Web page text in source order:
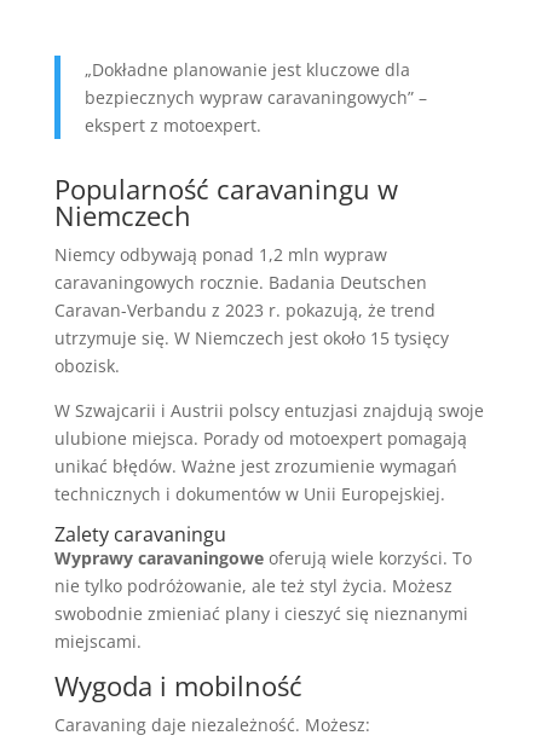
„Dokładne planowanie jest kluczowe dla
bezpiecznych wypraw caravaningowych” –
ekspert z motoexpert.
Popularność caravaningu w
Niemczech
Niemcy odbywają ponad 1,2 mln wypraw
caravaningowych rocznie. Badania Deutschen
Caravan-Verbandu z 2023 r. pokazują, że trend
utrzymuje się. W Niemczech jest około 15 tysięcy
obozisk.
W Szwajcarii i Austrii polscy entuzjasi znajdują swoje
ulubione miejsca. Porady od motoexpert pomagają
unikać błędów. Ważne jest zrozumienie wymagań
technicznych i dokumentów w Unii Europejskiej.
Zalety caravaningu
Wyprawy caravaningoweoferują wiele korzyści. To
nie tylko podróżowanie, ale też styl życia. Możesz
swobodnie zmieniać plany i cieszyć się nieznanymi
miejscami.
Wygoda i mobilność
Caravaning daje niezależność. Możesz: